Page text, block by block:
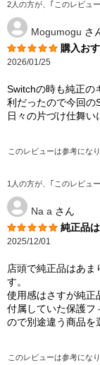
2人の方が、｢このレビュ
Mogumogu さ
購入お
2026/01/25
Switchの時も純正の
利だったので今回の
日々の片づけ仕舞い
このレビューは参考にな
1人の方が、｢このレビュ
Na a さん
純正品
2025/12/01
店頭で純正品はあ
す。
使用感はさすが純正
付属していた保護フ
ので別途違う商品を
このレビューは参考にな